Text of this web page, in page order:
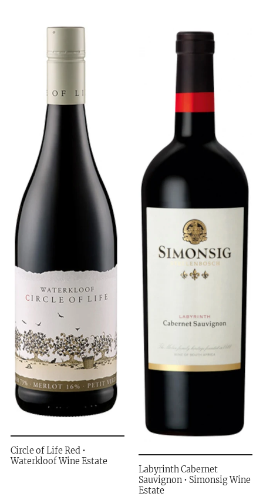
Circle of Life Red •
Waterkloof Wine Estate
Labyrinth Cabernet
Sauvignon • Simonsig Wine
Estate